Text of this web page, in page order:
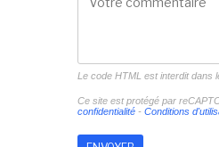
Le code HTML est interdit dans
Ce site est protégé par
confidentialité- Conditions